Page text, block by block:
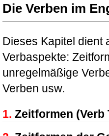
Die Verben im
Dieses Kapitel dient
Verbaspekte:
unregelmäßige
Verben usw.
Zeitformen (Verb